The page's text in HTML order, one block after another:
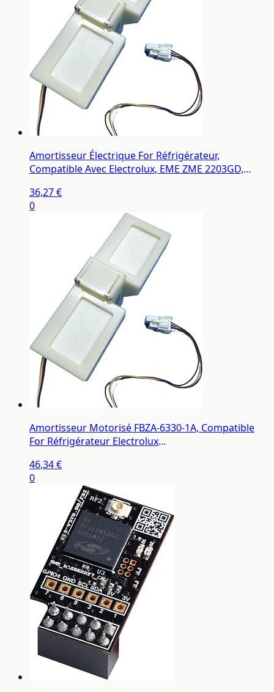
Amortisseur Électrique For Réfrigérateur,
Compatible Avec Electrolux, EME ZME 2203GD,
36,27 €
0
Amortisseur Motorisé FBZA-6330-1A, Compatible
For Réfrigérateur Electrolux
46,34 €
0